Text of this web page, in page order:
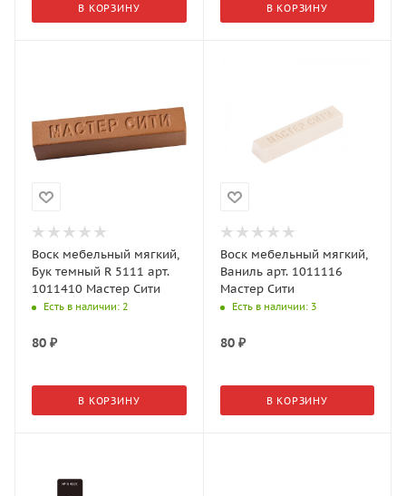
В КОРЗИНУ В КОРЗИНУ
Воск мебельный мягкий,
Бук темный R 5111 арт.
1011410 Мастер Сити
Есть в наличии: 2
80 ₽
В КОРЗИНУ
Воск мебельный мягкий,
Ваниль арт. 1011116
Мастер Сити
Есть в наличии: 3
80₽
В КОРЗИНУ